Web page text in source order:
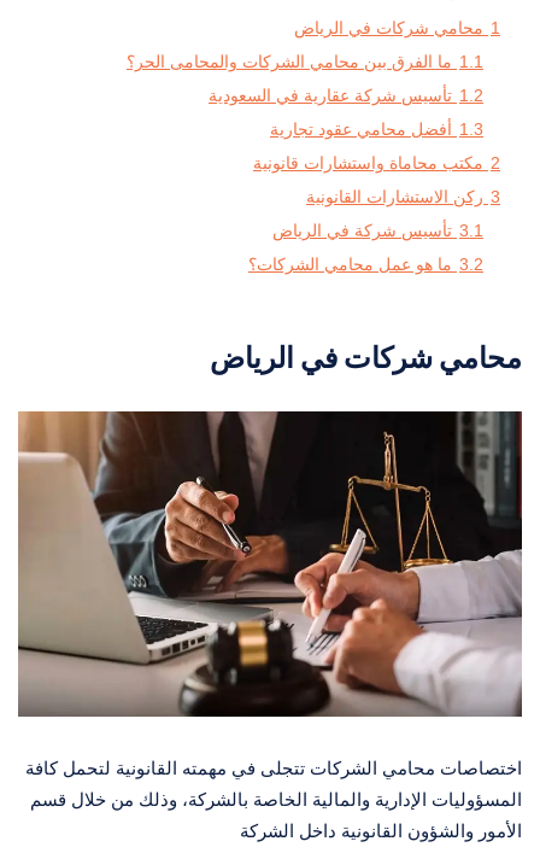
1 محامي شركات في الرياض
1.1 ما الفرق بين محامي الشركات والمحامى الحر؟
1.2 تأسيس شركة عقارية في السعودية
1.3
أفضل محامي عقود تجارية
2 مكتب محاماة واستشارات قانونية
3 ركن الاستشارات القانونية
3.1 تأسيس شركة في الرياض
3.2 ما هو عمل محامي الشركات؟
محامي شركات في الرياض
اختصاصات محامي الشركات تتجلى في مهمته القانونية لتحمل كافة
المسؤوليات الإدارية والمالية الخاصة بالشركة، وذلك من خلال قسم
الأمور والشؤون القانونية داخل الشركة